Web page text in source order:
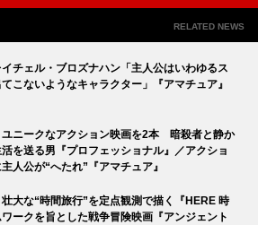
RELATED NEWS
チェル・ブロズナハン「主人公はいわゆるス
こないようなキャラクター」『アマチュア』
ユニークなアクション映画を2本 暗殺者と静か
を送る男『プロフェッショナル』／アクショ
人公が“へたれ”『アマチュア』
壮大な“時間旅行”を定点観測で描く『HERE 時
ークを旨とした戦争冒険映画『アンジェント